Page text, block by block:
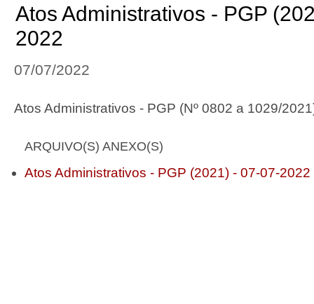
Atos Administrativos - PGP
2022
07/07/2022
Atos Administrativos - PGP (Nº 0802 a 1029/
ARQUIVO(S) ANEXO(S)
Atos Administrativos - PGP (2021) - 07-07-2022